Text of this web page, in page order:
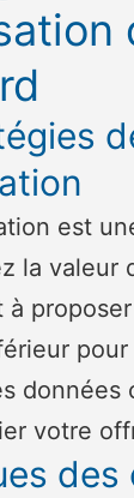
est
la valeur
à
pour
données
votre